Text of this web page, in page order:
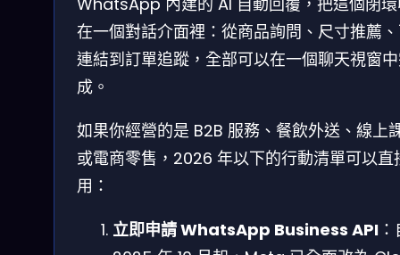
在一個對話介面裡：從商品詢問、尺寸推薦
連結到訂單追蹤，全部可以在一個聊天視窗
成。
如果你經營的是 B2B 服務、餐飲外送、線上
或電商零售，2026 年以下的行動清單可以直
用：
立即申請 WhatsApp Business API